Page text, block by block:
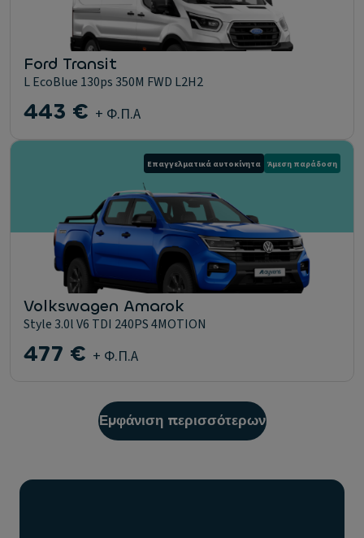
Ford Transit
L EcoBlue 130ps 350M FWD L2H2
443 € + Φ.Π.Α
Επαγγελματικά αυτοκίνητα Άμεση παράδοση
Volkswagen Amarok
Style 3.0l V6 TDI 240PS 4MOTION
477 € + Φ.Π.Α
Εμφάνιση περισσότερων